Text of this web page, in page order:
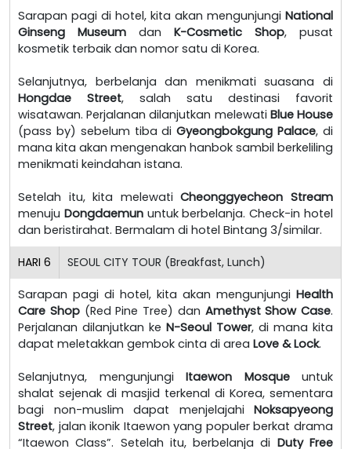
Sarapan pagi di hotel, kita akan mengunjungi National
Ginseng Museum dan K-Cosmetic Shop, pusat
kosmetik terbaik dan nomor satu di Korea.
Selanjutnya, berbelanja dan menikmati suasana di
Hongdae Street, salah satu destinasi favorit
wisatawan. Perjalanan dilanjutkan melewati Blue House
(pass by) sebelum tiba diGyeongbokgung Palace, di
mana kita akan mengenakan hanbok sambil berkeliling
menikmati keindahan istana.
Setelah itu, kita melewatiCheonggyecheon Stream
menuju Dongdaemununtuk berbelanja. Check-in hotel
dan beristirahat. Bermalam di hotel Bintang 3/similar.
HARI 6 SEOUL CITY TOUR (Breakfast, Lunch)
Sarapan pagi di hotel, kita akan mengunjungi Health
Care Shop(Red Pine Tree) dan Amethyst Show Case.
Perjalanan dilanjutkan ke N-Seoul Tower, di mana kita
dapat meletakkan gembok cinta di area Love & Lock.
Selanjutnya, mengunjungi Itaewon Mosqueuntuk
shalat sejenak di masjid terkenal di Korea, sementara
bagi non-muslim dapat menjelajahi Noksapyeong
Street, jalan ikonik Itaewon yang populer berkat drama
“Itaewon Class”. Setelah itu, berbelanja di Duty Free